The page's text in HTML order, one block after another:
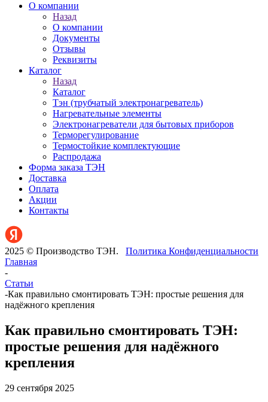
О компании
Назад
О компании
Документы
Отзывы
Реквизиты
Каталог
Назад
Каталог
Тэн (трубчатый электронагреватель)
Нагревательные элементы
Электронагреватели для бытовых приборов
Терморегулирование
Термостойкие комплектующие
Распродажа
Форма заказа ТЭН
Доставка
Оплата
Акции
Контакты
2025 © Производство ТЭН. Политика Конфиденциальности
Главная
-
Статьи
-Как правильно смонтировать ТЭН: простые решения для
надёжного крепления
Как правильно смонтировать ТЭН:
простые решения для надёжного
крепления
29 сентября 2025